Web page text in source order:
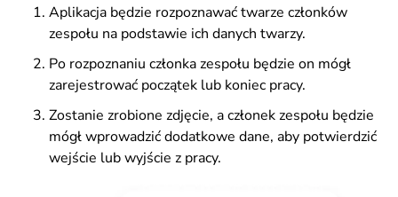
Aplikacja będzie rozpoznawać twarze członków
zespołu na podstawie ich danych twarzy.
Po rozpoznaniu członka zespołu będzie on mógł
zarejestrować początek lub koniec pracy.
Zostanie zrobione zdjęcie, a członek zespołu będzie
mógł wprowadzić dodatkowe dane, aby potwierdzić
wejście lub wyjście z pracy.